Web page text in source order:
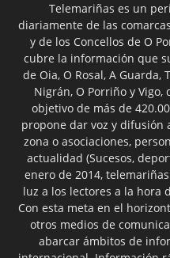
Telemariñas es un
diariamente de las
y de los Concellos de O
cubre la información que
de Oia, O Rosal, A Guarda,
Nigrán, O Porriño y
objetivo de más de
propone dar voz y difusión
zona o asociaciones,
actualidad (Sucesos,
enero de 2014,
luz a los lectores a la hora
Con esta meta en el
otros medios de
abarcar ámbitos de